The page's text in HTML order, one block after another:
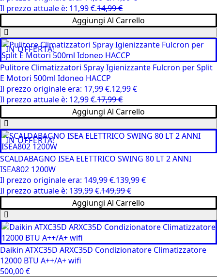
14,99€
Il prezzo attuale è: 11,99 €.
Aggiungi Al Carrello
IN OFFERTA!
Pulitore Climatizzatori Spray Igienizzante Fulcron per Split
E Motori 500ml Idoneo HACCP
17,99€
Il prezzo originale era: 17,99 €.12,99€
Il prezzo attuale è: 12,99 €.
Aggiungi Al Carrello
IN OFFERTA!
SCALDABAGNO ISEA ELETTRICO SWING 80 LT 2 ANNI
ISEA802 1200W
149,99€
Il prezzo originale era: 149,99 €.139,99€
Il prezzo attuale è: 139,99 €.
Aggiungi Al Carrello
Daikin ATXC35D ARXC35D Condizionatore Climatizzatore
12000 BTU A++/A+ wifi
500,00€